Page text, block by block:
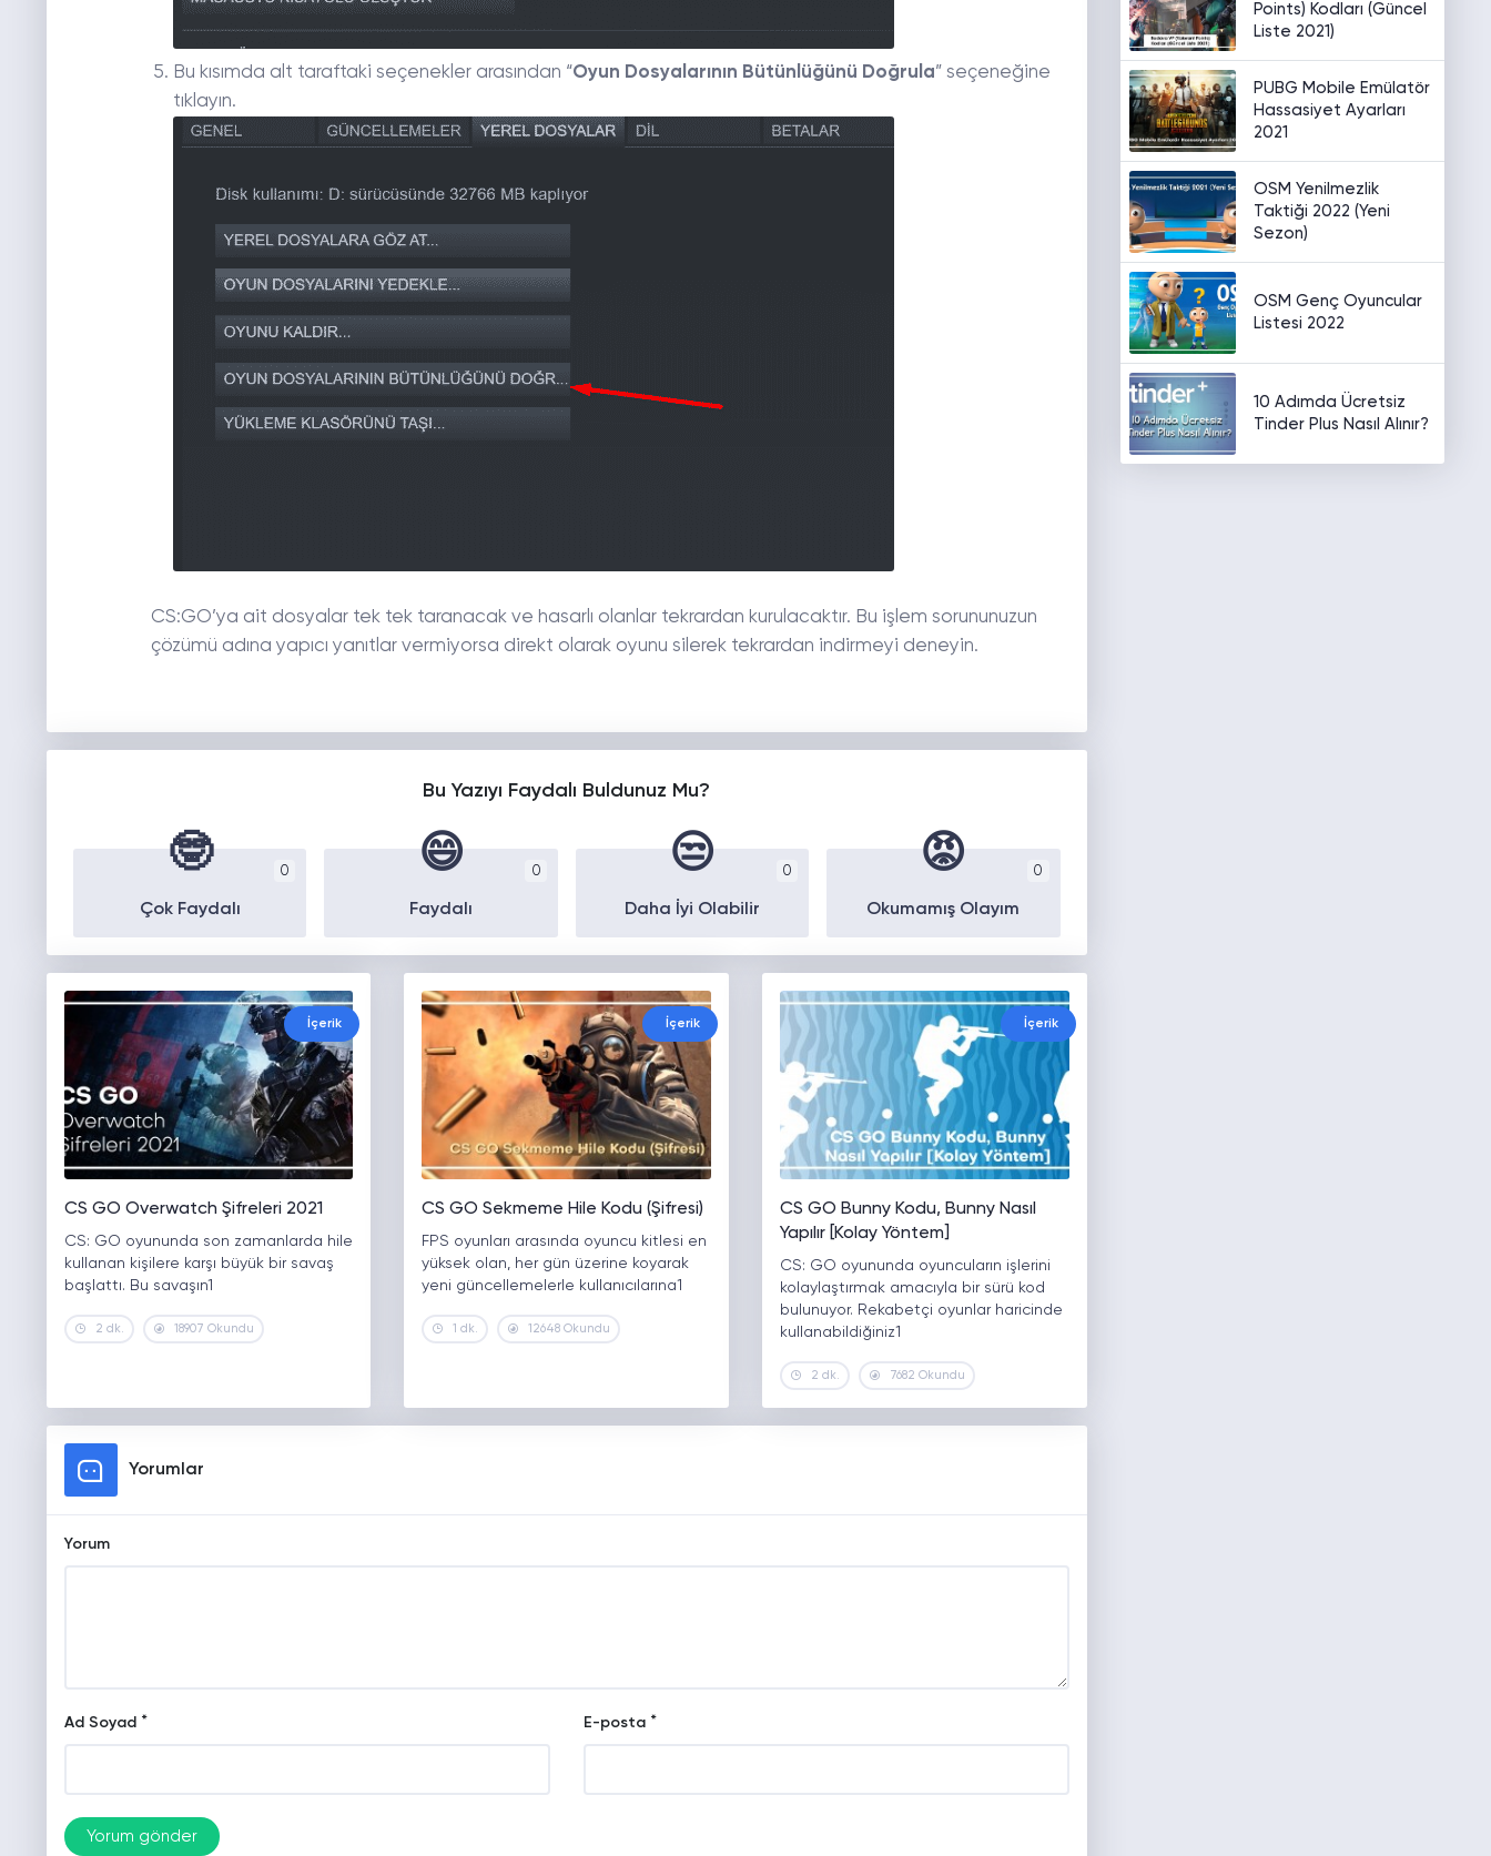
Bu kısımda alt taraftaki seçenekler arasından “Oyun Dosyalarının Bütünlüğünü Doğrula” seçeneğine
tıklayın.
CS:GO’ya ait dosyalar tek tek taranacak ve hasarlı olanlar tekrardan kurulacaktır. Bu işlem sorununuzun
çözümü adına yapıcı yanıtlar vermiyorsa direkt olarak oyunu silerek tekrardan indirmeyi deneyin.
Bu Yazıyı Faydalı Buldunuz Mu?
0
🤓
Çok Faydalı
0
😄
Faydalı
0
😒
Daha İyi Olabilir
0
😡
Okumamış Olayım
İçerik
CS GO Overwatch Şifreleri 2021
CS: GO oyununda son zamanlarda hile
kullanan kişilere karşı büyük bir savaş
başlattı. Bu savaşın1
2 dk. 18907 Okundu
İçerik
CS GO Sekmeme Hile Kodu (Şifresi)
FPS oyunları arasında oyuncu kitlesi en
yüksek olan, her gün üzerine koyarak
yeni güncellemelerle kullanıcılarına1
1 dk. 12648 Okundu
İçerik
CS GO Bunny Kodu, Bunny Nasıl
Yapılır [Kolay Yöntem]
CS: GO oyununda oyuncuların işlerini
kolaylaştırmak amacıyla bir sürü kod
bulunuyor. Rekabetçi oyunlar haricinde
kullanabildiğiniz1
2 dk. 7682 Okundu
Yorumlar
Yorum
Ad Soyad * E-posta *
Points) Kodları (Güncel
Liste 2021)
PUBG Mobile Emülatör
Hassasiyet Ayarları
2021
OSM Yenilmezlik
Taktiği 2022 (Yeni
Sezon)
OSM Genç Oyuncular
Listesi 2022
10 Adımda Ücretsiz
Tinder Plus Nasıl Alınır?